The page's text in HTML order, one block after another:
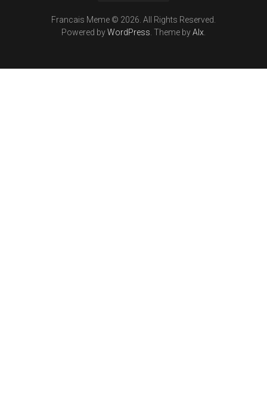
Francais Meme © 2026. All Rights Reserved.
Powered byWordPress . Theme byAlx